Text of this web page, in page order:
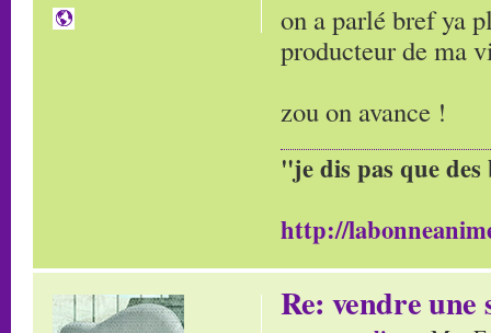
on a parlé bref ya
producteur de ma
zou on avance !
"je dis pas que
http://
Re: vendre une